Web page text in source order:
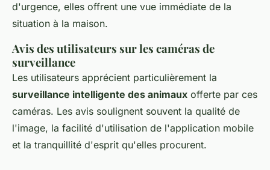
d'urgence, elles offrent une vue immédiate de la
situation à la maison.
Avis des utilisateurs sur les caméras de
surveillance
Les utilisateurs apprécient particulièrement la
surveillance intelligente des animaux offerte par ces
caméras. Les avis soulignent souvent la qualité de
l'image, la facilité d'utilisation de l'application mobile
et la tranquillité d'esprit qu'elles procurent.